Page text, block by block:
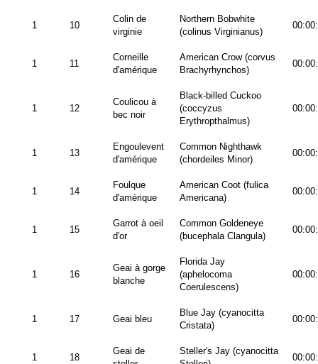
1 10
Colin de
virginie
Northern Bobwhite
(colinus Virginianus)
1 11
Corneille
d'amérique
American Crow (corvus
Brachyrhynchos)
1 12
Coulicou à
bec noir
Black-billed Cuckoo
(coccyzus
Erythropthalmus)
1 13
Engoulevent
d'amérique
Common Nighthawk
(chordeiles Minor)
1 14
Foulque
d'amérique
American Coot (fulica
Americana)
1 15
Garrot à oeil
d'or
Common Goldeneye
(bucephala Clangula)
1 16
Geai à gorge
blanche
Florida Jay
(aphelocoma
Coerulescens)
1 17 Geai bleu
Blue Jay (cyanocitta
Cristata)
1 18
Geai de
Steller's Jay (cyanocitta